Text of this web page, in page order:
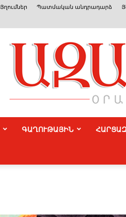
Յղումներ Պատմական անդրադարձ
ԳԱՂՈՒԹԱՅԻՆ